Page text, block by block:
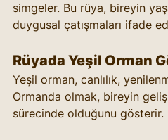
simgeler. Bu rüya, bireyin
duygusal çatışmaları ifade
Rüyada Yeşil Orman
Yeşil orman, canlılık,
Ormanda olmak, bireyin
sürecinde olduğunu gösterir.